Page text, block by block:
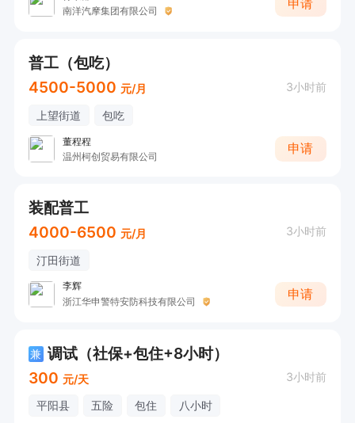
南洋汽摩集团有限公司
申请
普工（包吃）
4500-5000 元/月 3小时前
上望街道 包吃
董程程
温州柯创贸易有限公司
申请
装配普工
4000-6500 元/月 3小时前
汀田街道
李辉
浙江华申警特安防科技有限公司
申请
兼 调试（社保+包住+8小时）
300 元/天 3小时前
平阳县 五险 包住 八小时